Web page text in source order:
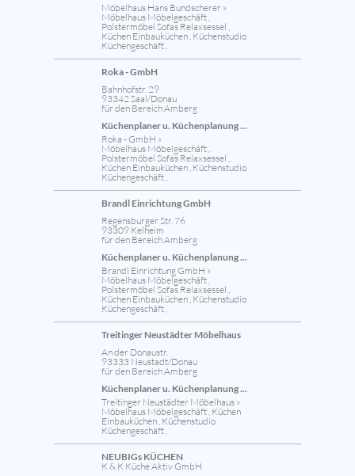
Möbelhaus Hans Bundscherer »
Möbelhaus Möbelgeschäft ,
Polstermöbel Sofas Relaxsessel ,
Küchen Einbauküchen , Küchenstudio
Küchengeschäft ,
Roka - GmbH
Bahnhofstr. 29
93342 Saal/Donau
für den Bereich Amberg
Küchenplaner u. Küchenplanung ...
Roka - GmbH »
Möbelhaus Möbelgeschäft ,
Polstermöbel Sofas Relaxsessel ,
Küchen Einbauküchen , Küchenstudio
Küchengeschäft ,
Brandl Einrichtung GmbH
Regensburger Str. 76
93309 Kelheim
für den Bereich Amberg
Küchenplaner u. Küchenplanung ...
Brandl Einrichtung GmbH »
Möbelhaus Möbelgeschäft ,
Polstermöbel Sofas Relaxsessel ,
Küchen Einbauküchen , Küchenstudio
Küchengeschäft ,
Treitinger Neustädter Möbelhaus
An der Donaustr.
93333 Neustadt/Donau
für den Bereich Amberg
Küchenplaner u. Küchenplanung ...
Treitinger Neustädter Möbelhaus »
Möbelhaus Möbelgeschäft , Küchen
Einbauküchen , Küchenstudio
Küchengeschäft ,
NEUBIGs KÜCHEN
K & K Küche Aktiv GmbH